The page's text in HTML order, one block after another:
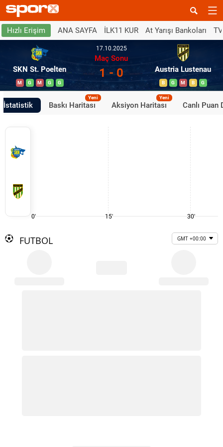
Hızlı Erişim ANA SAYFA İLK11 KUR At Yarışı Bankoları
SKN St. Poelten
M G M G G
17.10.2025
Maç Sonu
1 - 0 Austria Lustenau
B G M B G
İstatistik Baskı Haritası
Yeni
Aksiyon Haritası
Yeni
Canlı Puan
0' 15' 30'
FUTBOL GMT +00:00